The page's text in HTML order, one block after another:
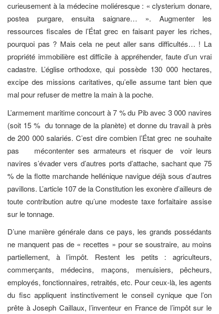
curieusement à la médecine moliéresque : « clysterium donare,
postea purgare, ensuita saignare… ». Augmenter les
ressources fiscales de l’État grec en faisant payer les riches,
pourquoi pas ? Mais cela ne peut aller sans difficultés… ! La
propriété immobilière est difficile à appréhender, faute d’un vrai
cadastre. L’église orthodoxe, qui possède 130 000 hectares,
excipe des missions caritatives, qu’elle assume tant bien que
mal pour refuser de mettre la main à la poche.
L’armement maritime concourt à 7 % du Pib avec 3 000 navires
(soit 15 % du tonnage de la planète) et donne du travail à près
de 200 000 salariés. C’est dire combien l’État grec ne souhaite
pas mécontenter ses armateurs et risquer de voir leurs
navires s’évader vers d’autres ports d’attache, sachant que 75
% de la flotte marchande hellénique navigue déjà sous d’autres
pavillons. L’article 107 de la Constitution les exonère d’ailleurs de
toute contribution autre qu’une modeste taxe forfaitaire assise
sur le tonnage.
D’une manière générale dans ce pays, les grands possédants
ne manquent pas de « recettes » pour se soustraire, au moins
partiellement, à l’impôt. Restent les petits : agriculteurs,
commerçants, médecins, maçons, menuisiers, pêcheurs,
employés, fonctionnaires, retraités, etc. Pour ceux-là, les agents
du fisc appliquent instinctivement le conseil cynique que l’on
prête à Joseph Caillaux, l’inventeur en France de l’impôt sur le